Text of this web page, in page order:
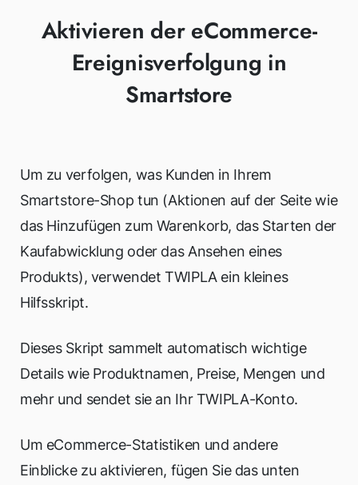
Aktivieren der eCommerce-
Ereignisverfolgung in
Smartstore
Um zu verfolgen, was Kunden in Ihrem
Smartstore-Shop tun (Aktionen auf der Seite wie
das Hinzufügen zum Warenkorb, das Starten der
Kaufabwicklung oder das Ansehen eines
Produkts), verwendet TWIPLA ein kleines
Hilfsskript.
Dieses Skript sammelt automatisch wichtige
Details wie Produktnamen, Preise, Mengen und
mehr und sendet sie an Ihr TWIPLA-Konto.
Um eCommerce-Statistiken und andere
Einblicke zu aktivieren, fügen Sie das unten